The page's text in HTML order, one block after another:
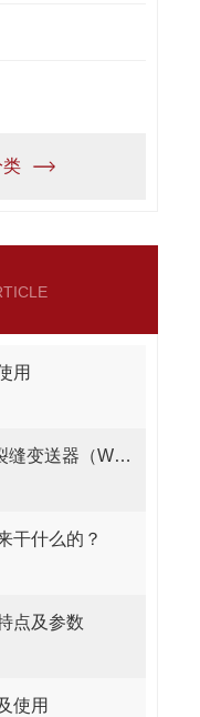
类
用
带您全面了解LORA裂缝变送器（WY7010）
干什么的？
点及参数
使用